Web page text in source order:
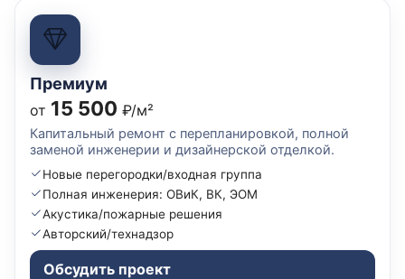
Премиум
от 15 500 ₽/м²
Капитальный ремонт с перепланировкой, полной
заменой инженерии и дизайнерской отделкой.
Новые перегородки/входная группа
Полная инженерия: ОВиК, ВК, ЭОМ
Акустика/пожарные решения
Авторский/технадзор
Обсудить проект